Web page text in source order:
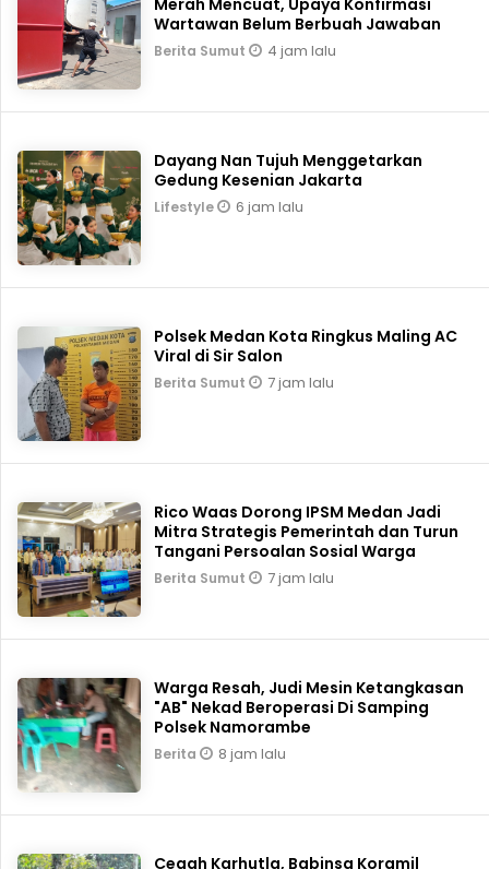
Merah Mencuat, Upaya Konfirmasi
Wartawan Belum Berbuah Jawaban
Berita Sumut 4 jam lalu
Dayang Nan Tujuh Menggetarkan
Gedung Kesenian Jakarta
Lifestyle 6 jam lalu
Polsek Medan Kota Ringkus Maling AC
Viral di Sir Salon
Berita Sumut 7 jam lalu
Rico Waas Dorong IPSM Medan Jadi
Mitra Strategis Pemerintah dan Turun
Tangani Persoalan Sosial Warga
Berita Sumut 7 jam lalu
Warga Resah, Judi Mesin Ketangkasan
"AB" Nekad Beroperasi Di Samping
Polsek Namorambe
Berita 8 jam lalu
Cegah Karhutla, Babinsa Koramil